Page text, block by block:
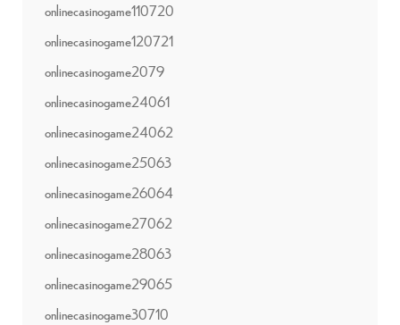
onlinecasinogame110720
onlinecasinogame120721
onlinecasinogame2079
onlinecasinogame24061
onlinecasinogame24062
onlinecasinogame25063
onlinecasinogame26064
onlinecasinogame27062
onlinecasinogame28063
onlinecasinogame29065
onlinecasinogame30710